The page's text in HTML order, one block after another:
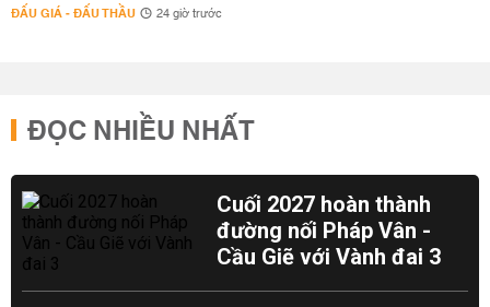
ĐẤU GIÁ - ĐẤU THẦU 24 giờ trước
ĐỌC NHIỀU NHẤT
Cuối 2027 hoàn thành
đường nối Pháp Vân -
Cầu Giẽ với Vành đai 3